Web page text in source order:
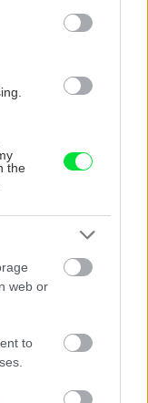
the
web or
to
aspirín zachrániť
Pravda vás
prekvapí
pílou sa